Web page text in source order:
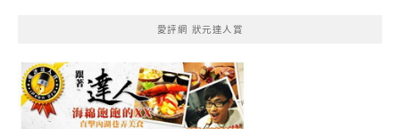
愛評網 狀元達人賞